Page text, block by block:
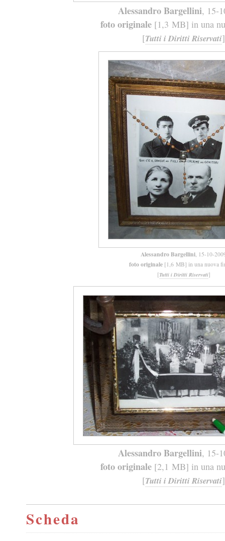
Alessandro Bargellini, 15-
foto originale[1,3 MB] in una
[Tutti i Diritti Riservati]
Alessandro Bargellini, 15-10-
foto originale [1,6 MB] in una nuova
[Tutti i Diritti Riservati]
Alessandro Bargellini, 15-
foto originale[2,1 MB] in una
[Tutti i Diritti Riservati]
Scheda